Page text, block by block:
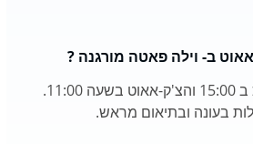
ב- וילה פאטה מורגנה ?
זמן הצ'ק-אין הינו בד"כ ב 15:00 והצ'ק-אאוט בשעה 11:00.
בעונה ובתיאום מראש.